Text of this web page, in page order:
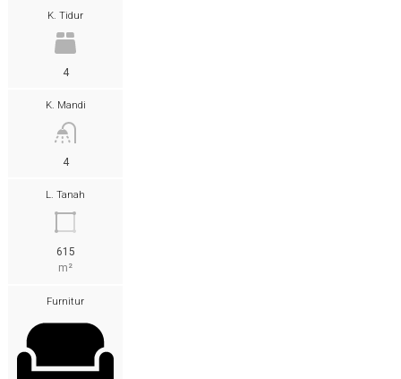
K. Tidur
4
K. Mandi
4
L. Tanah
615
m²
Furnitur